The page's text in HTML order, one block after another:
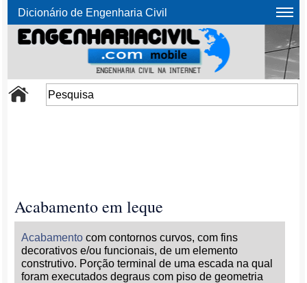
Dicionário de Engenharia Civil
Acabamento em leque
Acabamento com contornos curvos, com fins
decorativos e/ou funcionais, de um elemento
construtivo. Porção terminal de uma escada na qual
foram executados degraus com piso de geometria